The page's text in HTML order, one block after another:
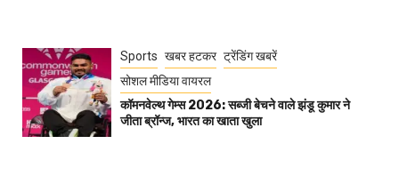
Sports खबर हटकर ट्रेंडिंग खबरें
सोशल मीडिया वायरल
कॉमनवेल्थ गेम्स 2026: सब्जी बेचने वाले झंडू कुमार ने
जीता ब्रॉन्ज, भारत का खाता खुला